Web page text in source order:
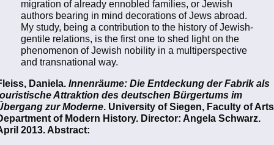
migration of already ennobled families, or Jewish
authors bearing in mind decorations of Jews abroad.
My study, being a contribution to the history of Jewish-
gentile relations, is the first one to shed light on the
phenomenon of Jewish nobility in a multiperspective
and transnational way.
Daniela. Innenräume: Die Entdeckung der Fabrik als
Attraktion des deutschen Bürgertums im
zur Moderne. University of Siegen, Faculty of
of Modern History. Director: Angela Schwarz.
2013. Abstract: